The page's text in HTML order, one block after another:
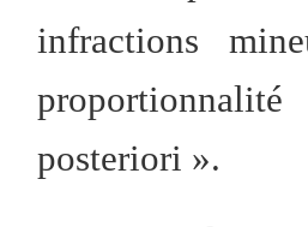
infractions
posteriori ».